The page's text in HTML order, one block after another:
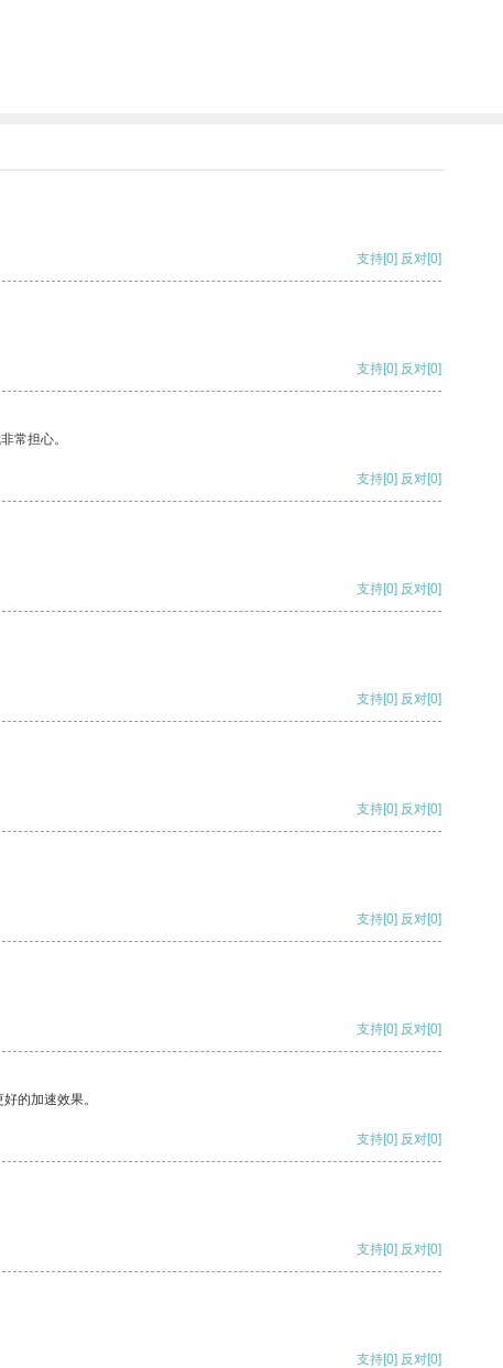
支持[0] 反对[0]
支持[0] 反对[0]
常担心。
支持[0] 反对[0]
支持[0] 反对[0]
支持[0] 反对[0]
支持[0] 反对[0]
支持[0] 反对[0]
支持[0] 反对[0]
的加速效果。
支持[0] 反对[0]
支持[0] 反对[0]
支持[0] 反对[0]